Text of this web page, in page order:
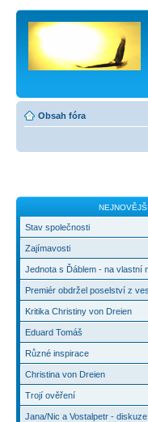
Obsah fóra
Stav společnosti
Zajímavosti
Jednota s Ďáblem - na vlastní
Premiér obdržel poselství z
Kritika Christiny von Dreien
Eduard Tomáš
Různé inspirace
Christina von Dreien
Trojí ověření
Jana/Nic a Vostalpetr - diskuze